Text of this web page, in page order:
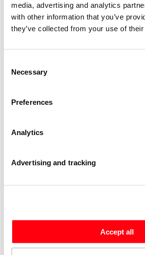
media, advertising and analytics
with other information that you’ve
they’ve collected from your use of their
Selection
Necessary
Preferences
Analytics
Advertising and tracking
Accept all
Bussysteem KNX
Ja
Model
Meld-
Display
Materiaalkwaliteit
RAL-Nummer (vergelijkbaar)
Smarthome
2CDG120037R0011
Niet